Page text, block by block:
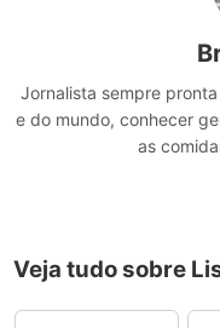
Jornalista sempre
e do mundo, conhecer
as
Veja tudo sobre